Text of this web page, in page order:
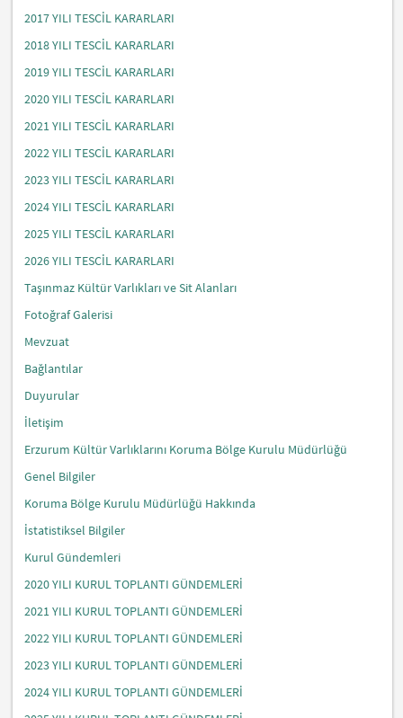
2017 YILI TESCİL KARARLARI
2018 YILI TESCİL KARARLARI
2019 YILI TESCİL KARARLARI
2020 YILI TESCİL KARARLARI
2021 YILI TESCİL KARARLARI
2022 YILI TESCİL KARARLARI
2023 YILI TESCİL KARARLARI
2024 YILI TESCİL KARARLARI
2025 YILI TESCİL KARARLARI
2026 YILI TESCİL KARARLARI
Taşınmaz Kültür Varlıkları ve Sit Alanları
Fotoğraf Galerisi
Mevzuat
Bağlantılar
Duyurular
İletişim
Erzurum Kültür Varlıklarını Koruma Bölge Kurulu Müdürlüğü
Genel Bilgiler
Koruma Bölge Kurulu Müdürlüğü Hakkında
İstatistiksel Bilgiler
Kurul Gündemleri
2020 YILI KURUL TOPLANTI GÜNDEMLERİ
2021 YILI KURUL TOPLANTI GÜNDEMLERİ
2022 YILI KURUL TOPLANTI GÜNDEMLERİ
2023 YILI KURUL TOPLANTI GÜNDEMLERİ
2024 YILI KURUL TOPLANTI GÜNDEMLERİ